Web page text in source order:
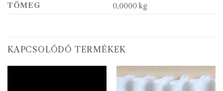
TÖMEG 0,0000 kg
KAPCSOLÓDÓ TERMÉKEK